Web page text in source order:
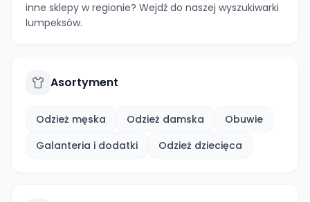
inne sklepy w regionie? Wejdź do naszej wyszukiwarki
lumpeksów.
Asortyment
Odzież męska Odzież damska
Obuwie
Galanteria i dodatki
Odzież dziecięca